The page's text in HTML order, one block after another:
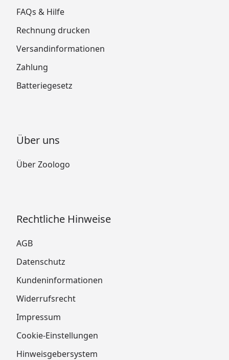
FAQs & Hilfe
Rechnung drucken
Versandinformationen
Zahlung
Batteriegesetz
Über uns
Über Zoologo
Rechtliche Hinweise
AGB
Datenschutz
Kundeninformationen
Widerrufsrecht
Impressum
Cookie-Einstellungen
Hinweisgebersystem